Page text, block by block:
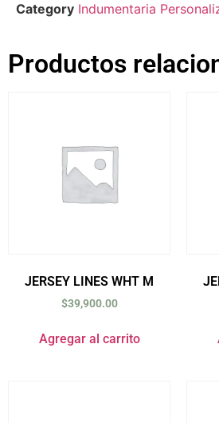
Category Indumentaria
Productos
JERSEY LINES WHT M
$39,900.00
Agregar al carrito